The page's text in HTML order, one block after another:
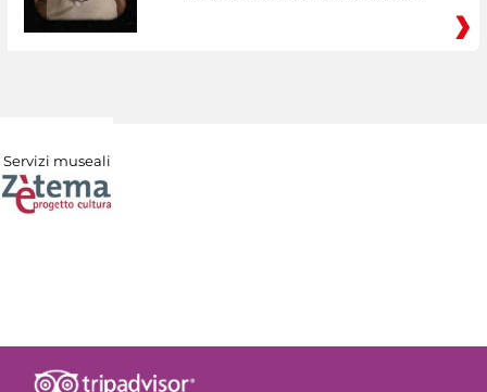
Servizi museali